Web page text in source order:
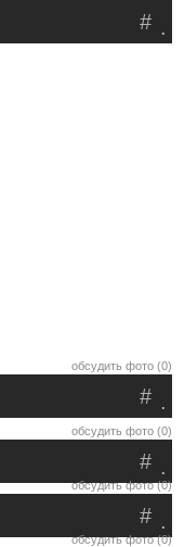
.
#
обсудить фото (0)
.
#
обсудить фото (0)
.
#
обсудить фото (0)
.
#
обсудить фото (0)